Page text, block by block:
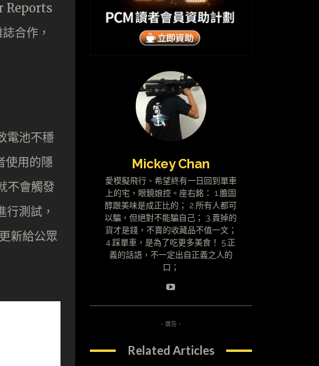
Reports
合作，
電池不穩
使用的隱
不會觸發
測試，
新給公眾
Mickey Chan
愛模擬飛行、希望終有一日回到單車
上的宅，眼鏡娘控。座右銘： 1.膽固
醇跟美味是成正比的； 2.所有人都可
以騙，但絕對不能騙自己； 3.賣掉的
貨才是錢，不賣的收藏品不值一文；
4.踩單車，是為了吃更多美食！ 5.正
義的話語，不一定出自正義之人的
口；
- 廣告 -
Related Articles